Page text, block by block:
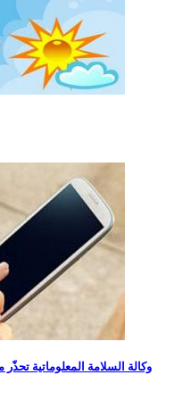
وكالة السلامة المعلوماتية